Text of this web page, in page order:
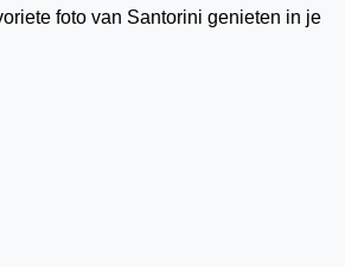
foto van Santorini genieten in je